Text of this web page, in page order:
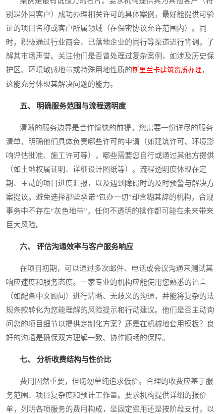
别是外国客户）成功办理相关许可的具体案例，最好能提供可验
证的项目名称或客户所属领域（在保密协议允许范围内）。同
时，积极通过行业商会、已落地企业的同行等渠道进行背调，了
解其市场声誉。关注他们是否曾处理过复杂案例，如涉及历史保
护区、环境敏感地带或特殊用地性质的斯里兰卡建筑资质办理 ，
这能充分体现其解决问题的能力。
五、 明确服务范围与流程透明度
清晰的服务边界是合作愉快的前提。您需要一份详尽的服务
清单，明确他们具体负责哪些许可的申请（如建筑许可、环境影
响评估批准、施工许可等），哪些需要您自行或通过其他方提供
（如土地权属证明、详细设计图纸等）。流程透明度体现在定
期、主动的项目进度汇报，以及遇到障碍时的及时预警与解决方
案提议。避免选择那些承诺“包办一切”却含糊其辞的机构，合规
事务中不存在“灰色地带”，任何不透明的操作都可能在未来带来
巨大风险。
六、 评估沟通效率与客户服务响应
在项目初期，可以通过多次邮件、电话或会议沟通来测试其
响应速度和服务态度。一家专业的机构应能使用您熟悉的语言
（如配备中文顾问）进行清晰、无歧义的沟通，并能将复杂的法
规条款转化为您能理解的风险提示和行动建议。他们是否主动询
问您的项目细节以提供定制化方案？还是在机械地套用模板？良
好的沟通是确保双方理解一致、协作顺畅的保障。
七、 分析收费结构与性价比
费用固然重要，但切勿单纯追求低价。合理的收费应基于服
务范围、项目复杂度和预计工作量。要求机构提供详细的报价
单，列明各项服务的费用构成，是固定费用还是按阶段支付，以